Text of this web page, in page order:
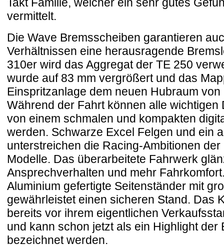
vermittelt.
Die Wave Bremsscheiben garantieren
Verhältnissen eine herausragende
310er wird das Aggregat der TE 250
wurde auf 83 mm vergrößert und das
Einspritzanlage dem neuen Hubraum
Während der Fahrt können alle wichtigen
von einem schmalen und kompakten
werden. Schwarze Excel Felgen und ein
unterstreichen die Racing-Ambitionen
Modelle. Das überarbeitete Fahrwerk
Ansprechverhalten und mehr
Aluminium gefertigte Seitenständer mit
gewährleistet einen sicheren Stand. Das
bereits vor ihrem eigentlichen
und kann schon jetzt als ein Highlight der
bezeichnet werden.